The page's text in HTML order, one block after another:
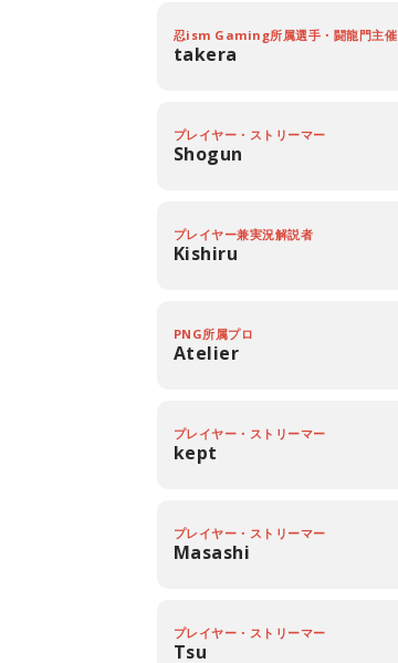
忍ism Gaming所属選手・闘龍門主催
takera
プレイヤー・ストリーマー
Shogun
プレイヤー兼実況解説者
Kishiru
PNG所属プロ
Atelier
プレイヤー・ストリーマー
kept
プレイヤー・ストリーマー
Masashi
プレイヤー・ストリーマー
Tsu